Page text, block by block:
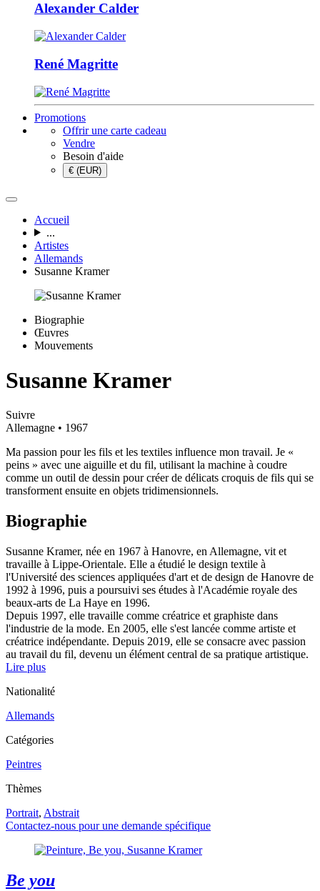
Alexander Calder
René Magritte
Promotions
Offrir une carte cadeau
Vendre
Besoin d'aide
€ (EUR)
Accueil
...
Artistes
Allemands
Susanne Kramer
Biographie
Œuvres
Mouvements
Susanne Kramer
Suivre
Allemagne • 1967
Ma passion pour les fils et les textiles influence mon travail. Je «
peins » avec une aiguille et du fil, utilisant la machine à coudre
comme un outil de dessin pour créer de délicats croquis de fils qui se
transforment ensuite en objets tridimensionnels.
Biographie
Susanne Kramer, née en 1967 à Hanovre, en Allemagne, vit et
travaille à Lippe-Orientale. Elle a étudié le design textile à
l'Université des sciences appliquées d'art et de design de Hanovre de
1992 à 1996, puis a poursuivi ses études à l'Académie royale des
beaux-arts de La Haye en 1996.
Depuis 1997, elle travaille comme créatrice et graphiste dans
l'industrie de la mode. En 2005, elle s'est lancée comme artiste et
créatrice indépendante. Depuis 2019, elle se consacre avec passion
au travail du fil, devenu un élément central de sa pratique artistique.
Lire plus
Nationalité
Allemands
Catégories
Peintres
Thèmes
Portrait, Abstrait
Contactez-nous pour une demande spécifique
Be you